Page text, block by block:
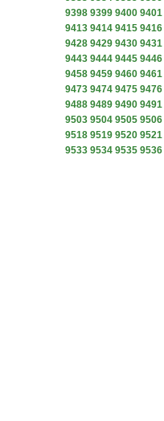
9398 9399 9400 9401
9413 9414 9415 9416
9428 9429 9430 9431
9443 9444 9445 9446
9458 9459 9460 9461
9473 9474 9475 9476
9488 9489 9490 9491
9503 9504 9505 9506
9518 9519 9520 9521
9533 9534 9535 9536